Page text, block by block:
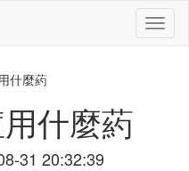
切
換
什麼葯
什麼葯
31 20:32:39